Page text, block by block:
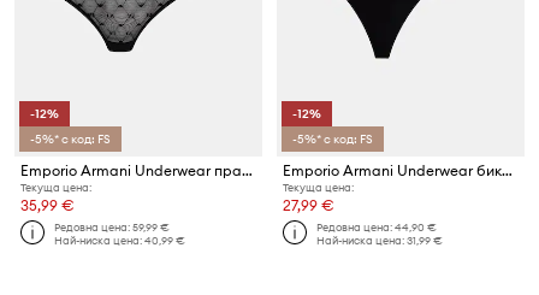
-12%
-5%* с код: FS
Emporio Armani Underwear прашки дамски 2 броя
Текуща цена:
35,99 €
Редовна цена:59,99 €
Най-ниска цена:40,99 €
-12%
-5%* с код: FS
Emporio Armani Underwear бикини дамски 2 броя
Текуща цена:
27,99 €
Редовна цена:44,90 €
Най-ниска цена:31,99 €